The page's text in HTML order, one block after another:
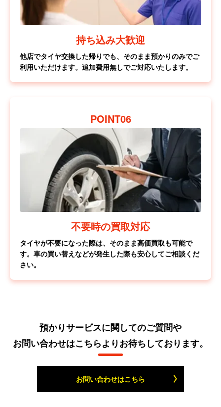
持ち込み大歓迎
他店でタイヤ交換した帰りでも、そのまま預かりのみでご
利用いただけます。追加費用無しでご対応いたします。
POINT06
不要時の買取対応
タイヤが不要になった際は、そのまま高価買取も可能で
す。車の買い替えなどが発生した際も安心してご相談くだ
さい。
預かりサービスに関してのご質問や
お問い合わせはこちらよりお待ちしております。
お問い合わせはこちら